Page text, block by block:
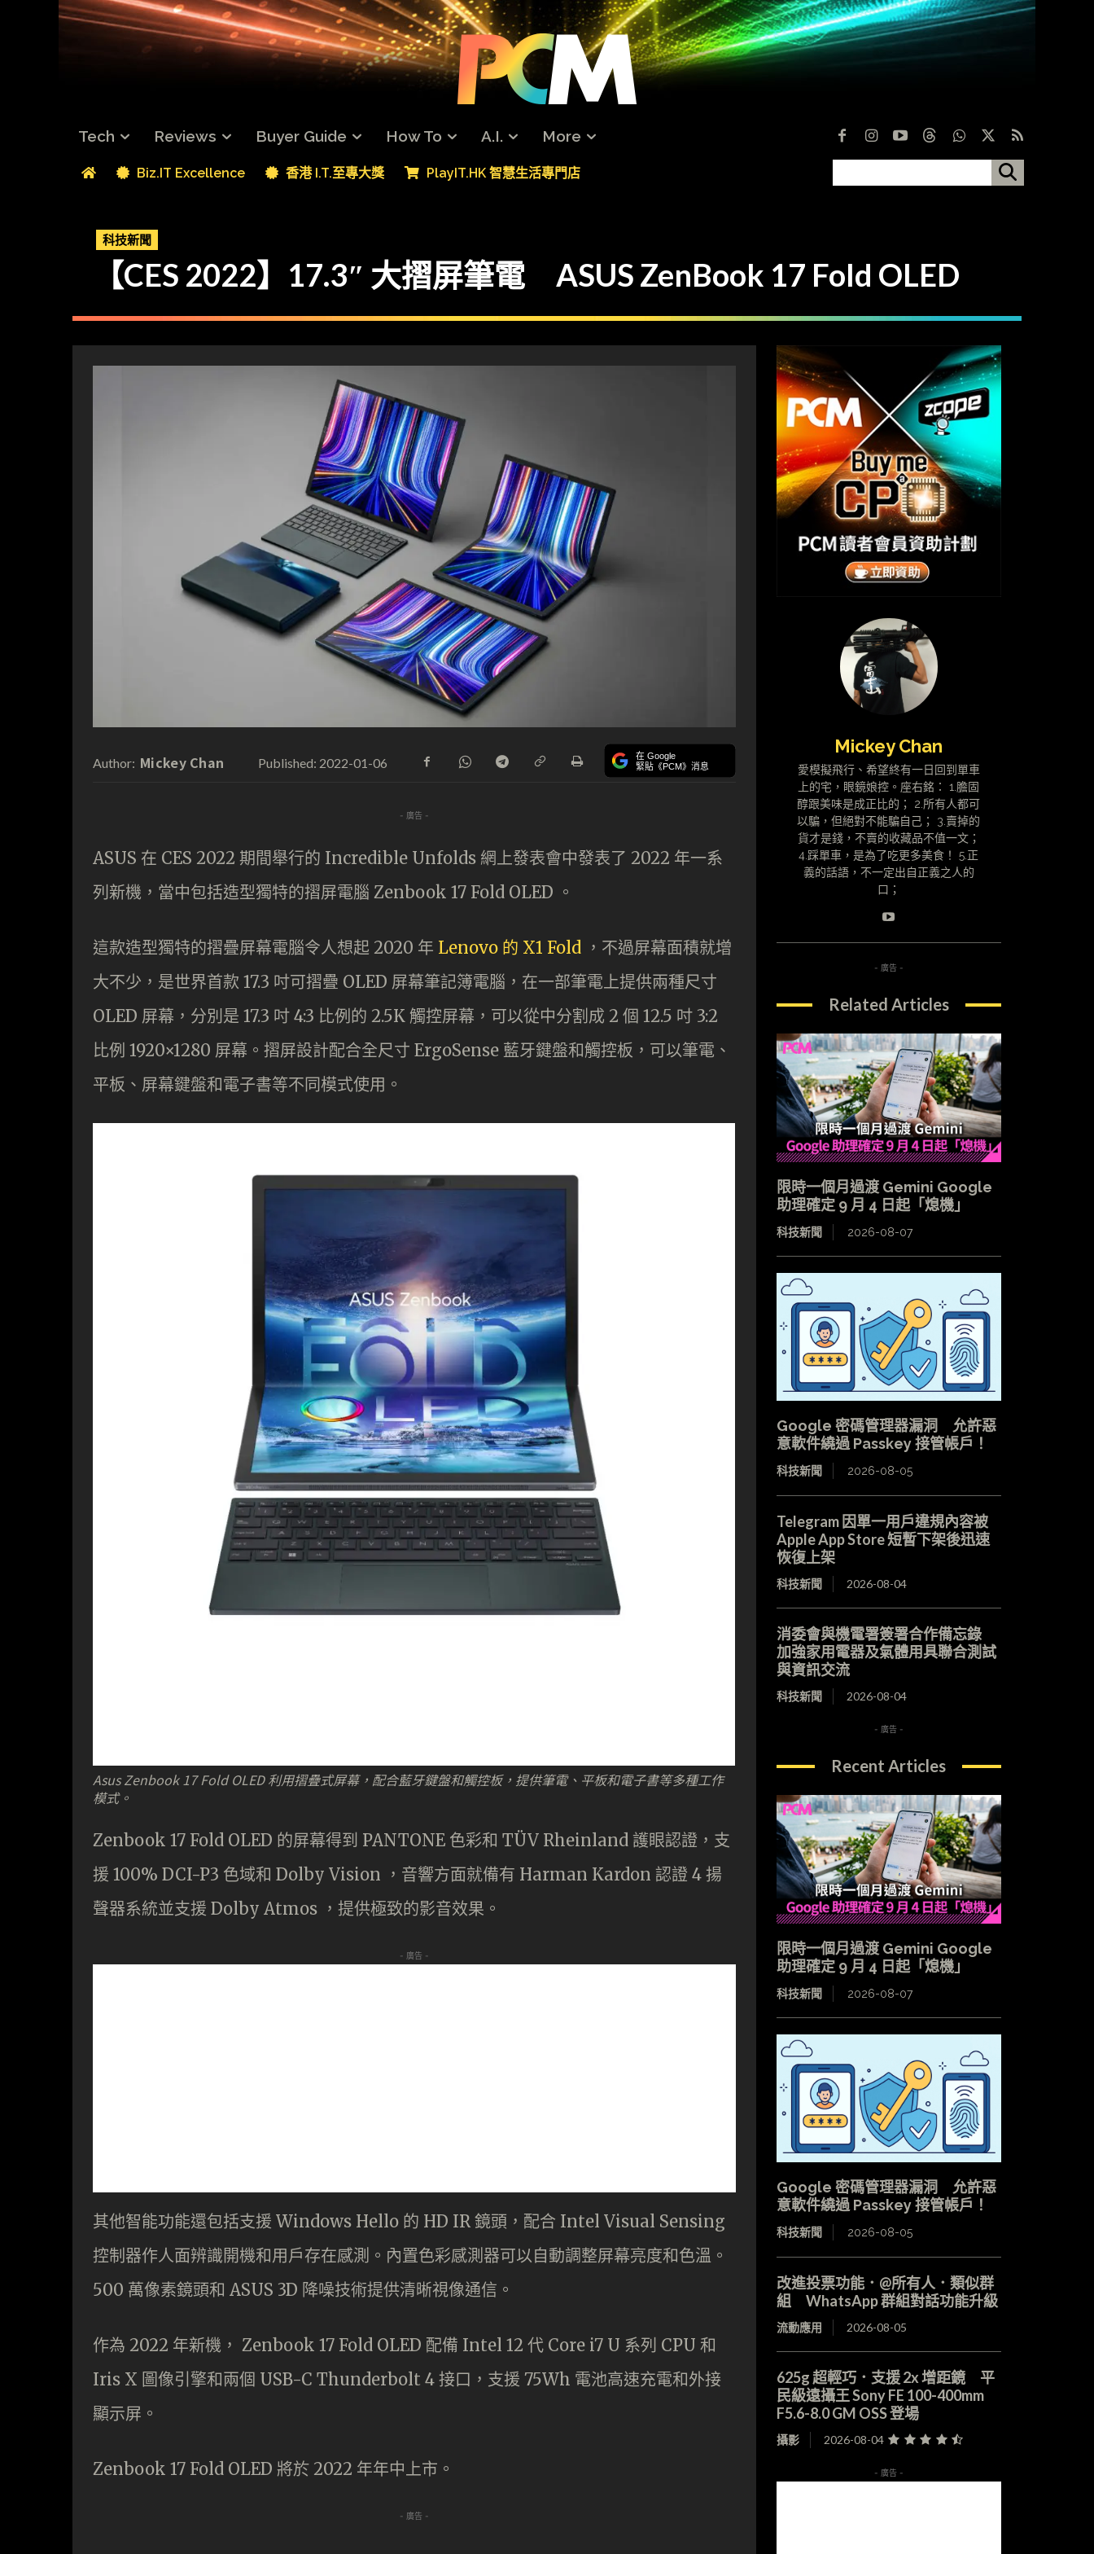
Tech Reviews Buyer Guide How To A.I. More
Biz.IT Excellence 香港 I.T.至專大獎 PlayIT.HK 智慧生活專門店
科技新聞
【CES 2022】17.3″ 大摺屏筆電 ASUS ZenBook 17 Fold OLED
Author: Mickey Chan Published: 2022-01-06 在 Google
緊貼《PCM》消息
- 廣告 -
ASUS 在 CES 2022 期間舉行的 Incredible Unfolds 網上發表會中發表了 2022 年一系
列新機，當中包括造型獨特的摺屏電腦 Zenbook 17 Fold OLED 。
這款造型獨特的摺疊屏幕電腦令人想起 2020 年 Lenovo 的 X1 Fold ，不過屏幕面積就增
大不少，是世界首款 17.3 吋可摺疊 OLED 屏幕筆記簿電腦，在一部筆電上提供兩種尺寸
OLED 屏幕，分別是 17.3 吋 4:3 比例的 2.5K 觸控屏幕，可以從中分割成 2 個 12.5 吋 3:2
比例 1920×1280 屏幕。摺屏設計配合全尺寸 ErgoSense 藍牙鍵盤和觸控板，可以筆電、
平板、屏幕鍵盤和電子書等不同模式使用。
Asus Zenbook 17 Fold OLED 利用摺疊式屏幕，配合藍牙鍵盤和觸控板，提供筆電、平板和電子書等多種工作
模式。
Zenbook 17 Fold OLED 的屏幕得到 PANTONE 色彩和 TÜV Rheinland 護眼認證，支
援 100% DCI-P3 色域和 Dolby Vision ，音響方面就備有 Harman Kardon 認證 4 揚
聲器系統並支援 Dolby Atmos ，提供極致的影音效果。
- 廣告 -
其他智能功能還包括支援 Windows Hello 的 HD IR 鏡頭，配合 Intel Visual Sensing
控制器作人面辨識開機和用戶存在感測。內置色彩感測器可以自動調整屏幕亮度和色溫。
500 萬像素鏡頭和 ASUS 3D 降噪技術提供清晰視像通信。
作為 2022 年新機， Zenbook 17 Fold OLED 配備 Intel 12 代 Core i7 U 系列 CPU 和
Iris X 圖像引擎和兩個 USB-C Thunderbolt 4 接口，支援 75Wh 電池高速充電和外接
顯示屏。
Zenbook 17 Fold OLED 將於 2022 年年中上市。
- 廣告 -
Mickey Chan
愛模擬飛行、希望終有一日回到單車
上的宅，眼鏡娘控。座右銘： 1.膽固
醇跟美味是成正比的； 2.所有人都可
以騙，但絕對不能騙自己； 3.賣掉的
貨才是錢，不賣的收藏品不值一文；
4.踩單車，是為了吃更多美食！ 5.正
義的話語，不一定出自正義之人的
口；
- 廣告 -
Related Articles
限時一個月過渡 Gemini Google
助理確定 9 月 4 日起「熄機」
科技新聞 2026-08-07
Google 密碼管理器漏洞 允許惡
意軟件繞過 Passkey 接管帳戶！
科技新聞 2026-08-05
Telegram 因單一用戶違規內容被
Apple App Store 短暫下架後迅速
恢復上架
科技新聞 2026-08-04
消委會與機電署簽署合作備忘錄
加強家用電器及氣體用具聯合測試
與資訊交流
科技新聞 2026-08-04
- 廣告 -
Recent Articles
限時一個月過渡 Gemini Google
助理確定 9 月 4 日起「熄機」
科技新聞 2026-08-07
Google 密碼管理器漏洞 允許惡
意軟件繞過 Passkey 接管帳戶！
科技新聞 2026-08-05
改進投票功能．@所有人．類似群
組 WhatsApp 群組對話功能升級
流動應用 2026-08-05
625g 超輕巧．支援 2x 增距鏡 平
民級遠攝王 Sony FE 100-400mm
F5.6-8.0 GM OSS 登場
攝影 2026-08-04
- 廣告 -